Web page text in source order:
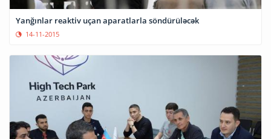
Yanğınlar reaktiv uçan aparatlarla söndürüləcək
14-11-2015